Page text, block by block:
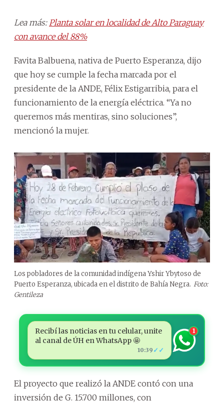
Lea más: Planta solar en localidad de Alto Paraguay
con avance del 88%
Favita Balbuena, nativa de Puerto Esperanza, dijo
que hoy se cumple la fecha marcada por el
presidente de la ANDE, Félix Estigarribia, para el
funcionamiento de la energía eléctrica. “Ya no
queremos más mentiras, sino soluciones”,
mencionó la mujer.
Los pobladores de la comunidad indígena Yshir Ybytoso de
Puerto Esperanza, ubicada en el distrito de Bahía Negra. Foto:
Gentileza
Recibí las noticias en tu celular, unite
al canal de ÚH en WhatsApp 🤩
10:39 ✓✓
1
El proyecto que realizó la ANDE contó con una
inversión de G. 15.700 millones, con